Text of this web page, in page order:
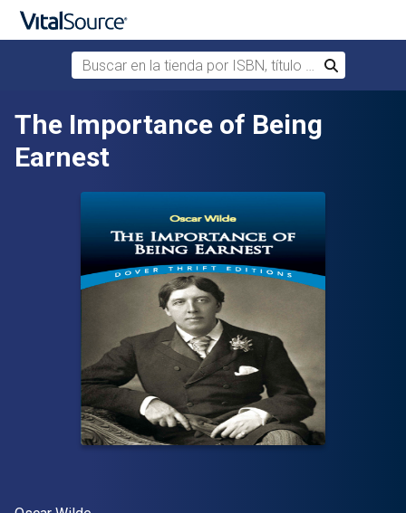
Saltar al contenido principal
Buscar en la tienda por ISBN, título o autor
Buscar
The Importance of Being
Earnest